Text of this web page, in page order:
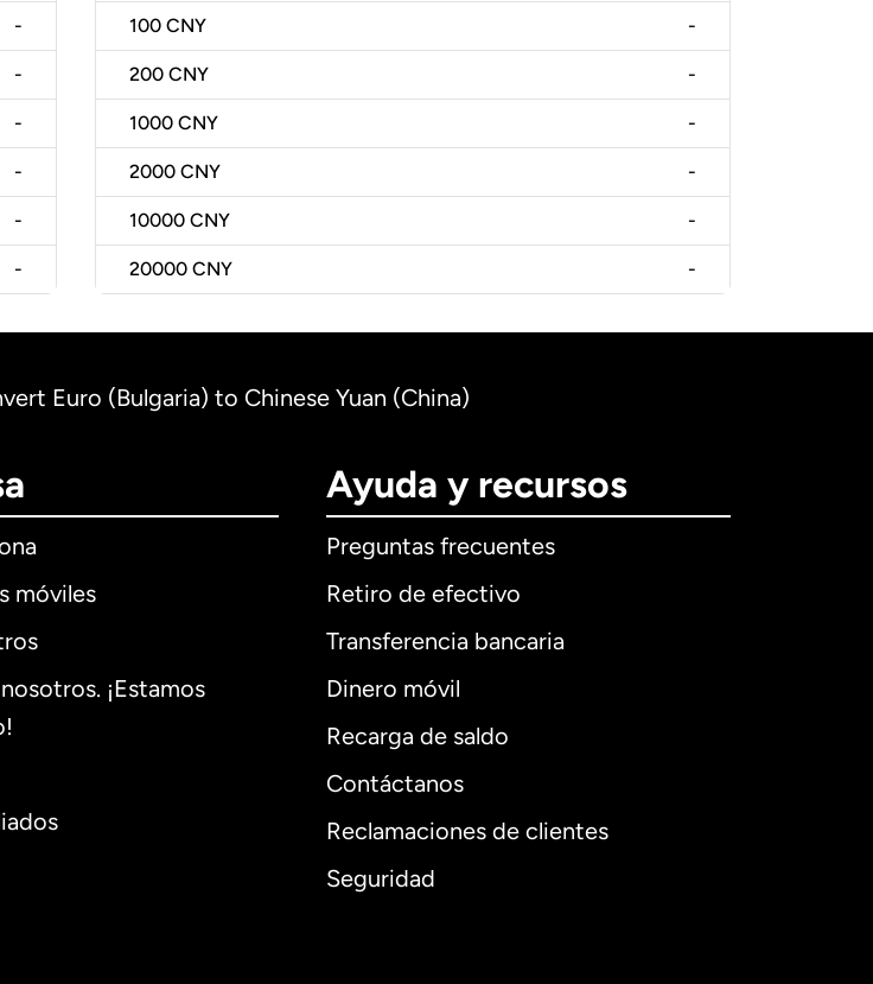
-
-
-
-
-
-
100 CNY -
200 CNY -
1000 CNY -
2000 CNY -
10000 CNY -
20000 CNY -
Euro (Bulgaria) to Chinese Yuan (China)
móviles
¡Estamos
Ayuda y recursos
Preguntas frecuentes
Retiro de efectivo
Transferencia bancaria
Dinero móvil
Recarga de saldo
Contáctanos
Reclamaciones de clientes
Seguridad